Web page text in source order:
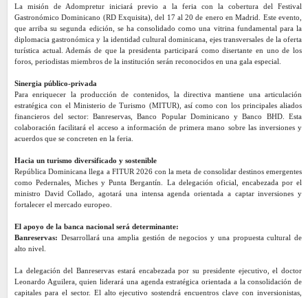
La misión de Adompretur iniciará previo a la feria con la cobertura del Festival
Gastronómico Dominicano (RD Exquisita), del 17 al 20 de enero en Madrid. Este evento,
que arriba su segunda edición, se ha consolidado como una vitrina fundamental para la
diplomacia gastronómica y la identidad cultural dominicana, ejes transversales de la oferta
turística actual. Además de que la presidenta participará como disertante en uno de los
foros, periodistas miembros de la institución serán reconocidos en una gala especial.
Sinergia público-privada
Para enriquecer la producción de contenidos, la directiva mantiene una articulación
estratégica con el Ministerio de Turismo (MITUR), así como con los principales aliados
financieros del sector: Banreservas, Banco Popular Dominicano y Banco BHD. Esta
colaboración facilitará el acceso a información de primera mano sobre las inversiones y
acuerdos que se concreten en la feria.
Hacia un turismo diversificado y sostenible
República Dominicana llega a FITUR 2026 con la meta de consolidar destinos emergentes
como Pedernales, Miches y Punta Bergantín. La delegación oficial, encabezada por el
ministro David Collado, agotará una intensa agenda orientada a captar inversiones y
fortalecer el mercado europeo.
El apoyo de la banca nacional será determinante:
Banreservas: Desarrollará una amplia gestión de negocios y una propuesta cultural de
alto nivel.
La delegación del Banreservas estará encabezada por su presidente ejecutivo, el doctor
Leonardo Aguilera, quien liderará una agenda estratégica orientada a la consolidación de
capitales para el sector. El alto ejecutivo sostendrá encuentros clave con inversionistas,